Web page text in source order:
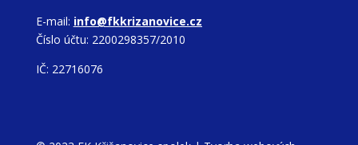
E-mail: info@fkkrizanovice.cz
Číslo účtu: 2200298357/2010
IČ: 22716076